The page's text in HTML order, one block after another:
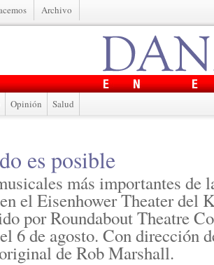
Archivo
Opinión Salud
es posible
más importantes de
el Eisenhower Theater del
por Roundabout Theatre
6 de agosto. Con dirección
de Rob Marshall.